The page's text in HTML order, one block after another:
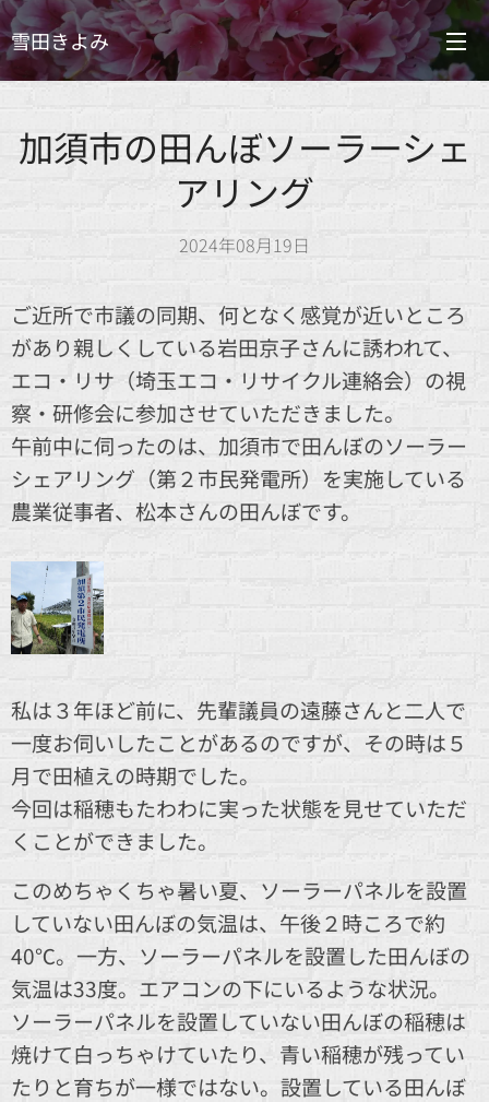
雪田きよみ
加須市の田んぼソーラーシェ
アリング
2024年08月19日
ご近所で市議の同期、何となく感覚が近いところ
があり親しくしている岩田京子さんに誘われて、
エコ・リサ（埼玉エコ・リサイクル連絡会）の視
察・研修会に参加させていただきました。
午前中に伺ったのは、加須市で田んぼのソーラー
シェアリング（第２市民発電所）を実施している
農業従事者、松本さんの田んぼです。
私は３年ほど前に、先輩議員の遠藤さんと二人で
一度お伺いしたことがあるのですが、その時は５
月で田植えの時期でした。
今回は稲穂もたわわに実った状態を見せていただ
くことができました。
このめちゃくちゃ暑い夏、ソーラーパネルを設置
していない田んぼの気温は、午後２時ころで約
40℃。一方、ソーラーパネルを設置した田んぼの
気温は33度。エアコンの下にいるような状況。
ソーラーパネルを設置していない田んぼの稲穂は
焼けて白っちゃけていたり、青い稲穂が残ってい
たりと育ちが一様ではない。設置している田んぼ